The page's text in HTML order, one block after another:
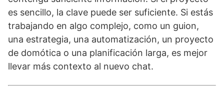
es sencillo, la clave puede ser suficiente. Si estás
trabajando en algo complejo, como un guion,
una estrategia, una automatización, un proyecto
de domótica o una planificación larga, es mejor
llevar más contexto al nuevo chat.